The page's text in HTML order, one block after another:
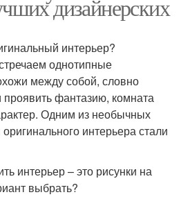
дизайнерских
интерьер?
однотипные
между собой, словно
фантазию, комната
Одним из необычных
интерьера стали
интерьер – это рисунки на
выбрать?